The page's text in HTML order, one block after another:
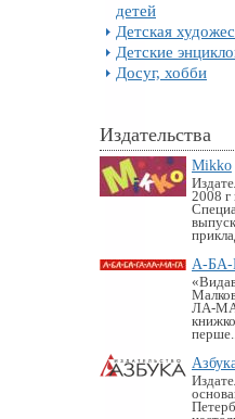
детей
Детская
Детские
Досуг, хобби
Издательства
Mikko
2008 г
А-
ЛА-